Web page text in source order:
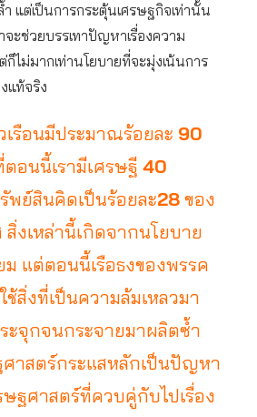
แต่เป็นการกระตุ้นเศรษฐกิจเท่านั้น
ะช่วยบรรเทาปัญหาเรื่องความ
ก็ไม่มากเท่านโยบายที่จะมุ่งเน้นการ
แท้จริง
รือนมีประมาณร้อยละ 90
อนนี้เรามีเศรษฐี 40
พย์สินคิดเป็นร้อยละ28 ของ
งเหล่านี้เกิดจากนโยบาย
แต่ตอนนี้เรือธงของพรรค
ช้สิ่งที่เป็นความล้มเหลวมา
ะจุกจนกระจายมาผลิตซ้ำ
าสตร์กระแสหลักเป็นปัญหา
ษฐศาสตร์ที่ควบคู่กับไปเรื่อง